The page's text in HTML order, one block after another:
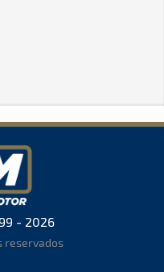
- 2026
reservados